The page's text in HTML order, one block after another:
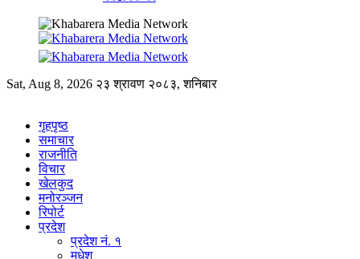
Sat, Aug 8, 2026 २३ श्रावण २०८३, शनिबार
गृहपृष्ठ
समाचार
राजनीति
विचार
खेलकुद
मनोरञ्जन
रिपोर्ट
प्रदेश
प्रदेश नं. १
मधेश